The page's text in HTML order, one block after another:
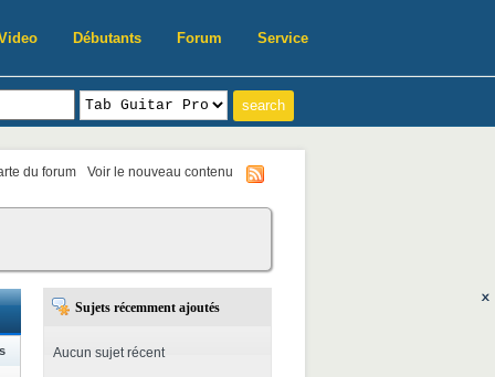
Débutants Forum Service
du forum Voir le nouveau contenu
Sujets récemment ajoutés
Aucun sujet récent